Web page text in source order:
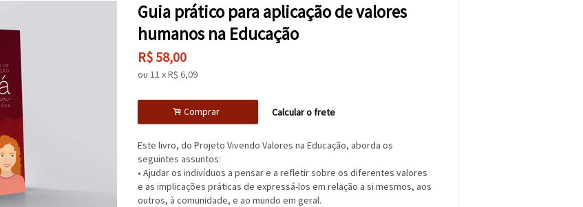
Guia prático para aplicação de valores
humanos na Educação
R$58,00
ou 11 xR$ 6,09
. Comprar Calcular o frete
Este livro, do Projeto Vivendo Valores na Educação, aborda os
seguintes assuntos:
• Ajudar os indivíduos a pensar e a refletir sobre os diferentes valores
e as implicações práticas de expressá-los em relação a si mesmos, aos
outros, à comunidade, e ao mundo em geral.